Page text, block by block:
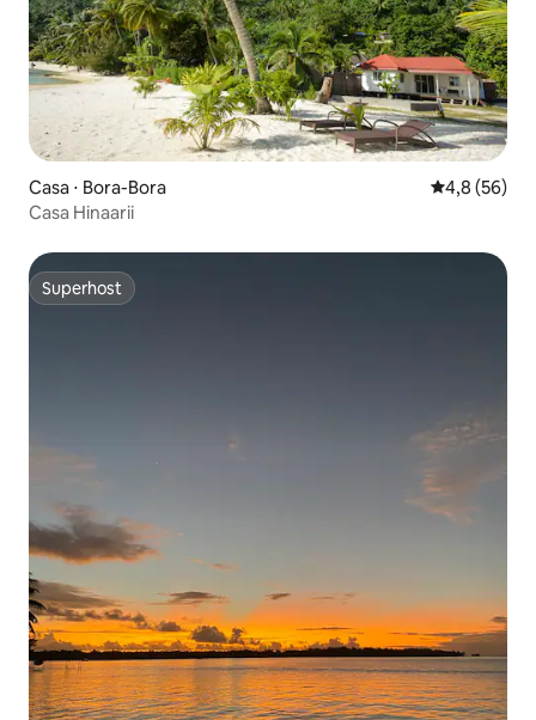
Casa ⋅ Bora-Bora 4,8 de uma
4,8 (56)
Casa Hinaarii
Superhost
Superhost